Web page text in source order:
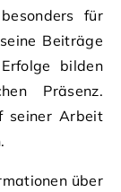
für
Beiträge
bilden
Präsenz.
seiner Arbeit
über